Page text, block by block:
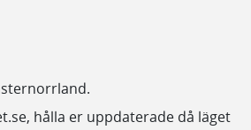
hålla er uppdaterade då läget